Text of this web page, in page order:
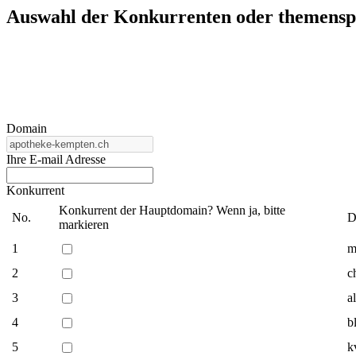
Auswahl der Konkurrenten oder
Domain
Ihre E-mail Adresse
Konkurrent
No.
Konkurrent der Hauptdomain? Wenn ja, bitte
markieren
1
2
3
4
5